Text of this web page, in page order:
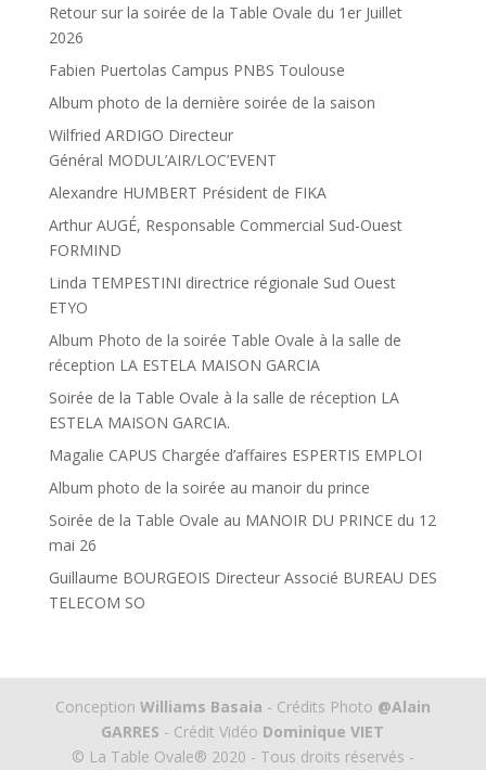
Retour sur la soirée de la Table Ovale du 1er Juillet
2026
Fabien Puertolas Campus PNBS Toulouse
Album photo de la dernière soirée de la saison
Wilfried ARDIGO Directeur
Général MODUL’AIR/LOC’EVENT
Alexandre HUMBERT Président de FIKA
Arthur AUGÉ, Responsable Commercial Sud-Ouest
FORMIND
Linda TEMPESTINI directrice régionale Sud Ouest
ETYO
Album Photo de la soirée Table Ovale à la salle de
réception LA ESTELA MAISON GARCIA
Soirée de la Table Ovale à la salle de réception LA
ESTELA MAISON GARCIA.
Magalie CAPUS Chargée d’affaires ESPERTIS EMPLOI
Album photo de la soirée au manoir du prince
Soirée de la Table Ovale au MANOIR DU PRINCE du 12
mai 26
Guillaume BOURGEOIS Directeur Associé BUREAU DES
TELECOM SO
Conception Williams Basaia - Crédits Photo @Alain
GARRES - Crédit Vidéo Dominique VIET
© La Table Ovale® 2020 - Tous droits réservés -